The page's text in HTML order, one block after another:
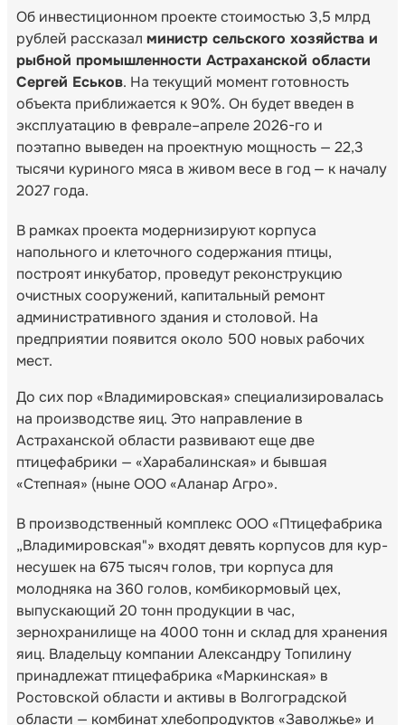
Об инвестиционном проекте стоимостью 3,5 млрд
рублей рассказал министр сельского хозяйства и
рыбной промышленности Астраханской области
Сергей Еськов. На текущий момент готовность
объекта приближается к 90%. Он будет введен в
эксплуатацию в феврале–апреле 2026-го и
поэтапно выведен на проектную мощность — 22,3
тысячи куриного мяса в живом весе в год — к началу
2027 года.
В рамках проекта модернизируют корпуса
напольного и клеточного содержания птицы,
построят инкубатор, проведут реконструкцию
очистных сооружений, капитальный ремонт
административного здания и столовой. На
предприятии появится около 500 новых рабочих
мест.
До сих пор «Владимировская» специализировалась
на производстве яиц. Это направление в
Астраханской области развивают еще две
птицефабрики — «Харабалинская» и бывшая
«Степная» (ныне ООО «Аланар Агро».
В производственный комплекс ООО «Птицефабрика
„Владимировская"» входят девять корпусов для кур-
несушек на 675 тысяч голов, три корпуса для
молодняка на 360 голов, комбикормовый цех,
выпускающий 20 тонн продукции в час,
зернохранилище на 4000 тонн и склад для хранения
яиц. Владельцу компании Александру Топилину
принадлежат птицефабрика «Маркинская» в
Ростовской области и активы в Волгоградской
области — комбинат хлебопродуктов «Заволжье» и